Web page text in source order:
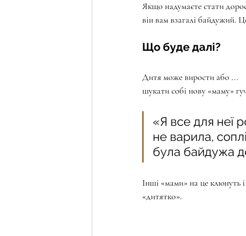
Якщо надумаєте стати
він вам взагалі байдужий.
Що буде далі?
Дитя може вирости або ...
шукати собі нову «маму»
«Я все для неї
не варила,
була байдужа
Інші «мами» на це клюнуть
«дитятко».